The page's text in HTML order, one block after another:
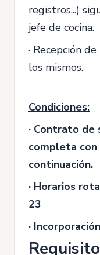
registros...)
jefe de cocina.
· Recepción
los mismos.
Condiciones:
· Contrato de
completa
continuación.
· Horarios
23
·